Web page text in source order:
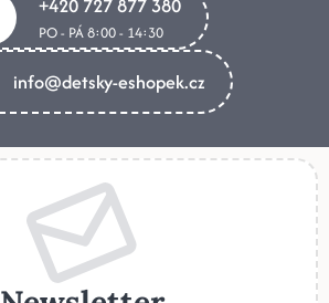
+420 727 877 380
PO - PÁ 8:00 - 14:30
info@detsky-eshopek.cz